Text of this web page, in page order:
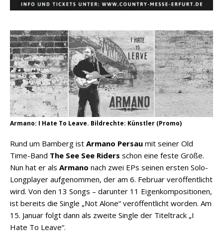
Armano: I Hate To Leave. Bildrechte: Künstler (Promo)
Rund um Bamberg ist Armano Persau mit seiner Old
Time-Band The See See Riders schon eine feste Größe.
Nun hat er als Armano nach zwei EPs seinen ersten Solo-
Longplayer aufgenommen, der am 6. Februar veröffentlicht
wird. Von den 13 Songs – darunter 11 Eigenkompositionen,
ist bereits die Single „Not Alone“ veröffentlicht worden. Am
15. Januar folgt dann als zweite Single der Titeltrack „I
Hate To Leave“.